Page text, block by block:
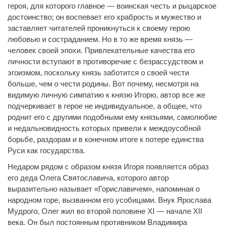
героя, для которого главное — воинская честь и рыцарское
достоинство; он воспевает его храбрость и мужество и
заставляет читателей проникнуться к своему герою
любовью и состраданием. Но в то же время князь —
человек своей эпохи. Привлекательные качества его
личности вступают в противоречие с безрассудством и
эгоизмом, поскольку князь заботится о своей чести
больше, чем о чести родины. Вот почему, несмотря на
видимую личную симпатию к князю Игорю, автор все же
подчеркивает в герое не индивидуальное, а общее, что
роднит его с другими подобными ему князьями, самолюбие
и недальновидность которых привели к междоусобной
борьбе, раздорам и в конечном итоге к потере единства
Руси как государства.
Недаром рядом с образом князя Игоря появляется образ
его деда Олега Святославича, которого автор
выразительно называет «Гориславичем», напоминая о
народном горе, вызванном его усобицами. Внук Ярослава
Мудрого, Олег жил во второй половине XI — начале XII
века. Он был постоянным противником Владимира